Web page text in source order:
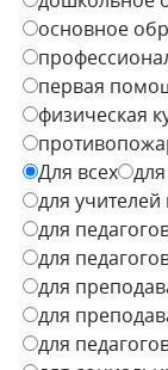
основное
первая
физическая
Для всех
для
для
для
для
для
для